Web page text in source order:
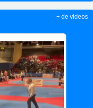
+ de videos